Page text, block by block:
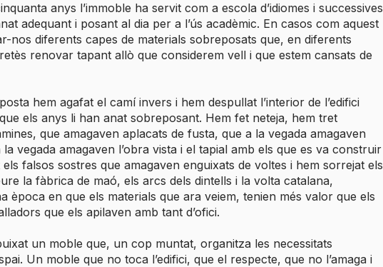
anys l’immoble ha servit com a escola d’idiomes i successives
adequant i posant al dia per a l’ús acadèmic. En casos com aquest
nos diferents capes de materials sobreposats que, en diferents
renovar tapant allò que considerem vell i que estem cansats de
hem agafat el camí invers i hem despullat l’interior de l’edifici
els anys li han anat sobreposant. Hem fet neteja, hem tret
que amagaven aplacats de fusta, que a la vegada amagaven
vegada amagaven l’obra vista i el tapial amb els que es va construir
els falsos sostres que amagaven enguixats de voltes i hem sorrejat els
la fàbrica de maó, els arcs dels dintells i la volta catalana,
època en que els materials que ara veiem, tenien més valor que els
que els apilaven amb tant d’ofici.
un moble que, un cop muntat, organitza les necessitats
Un moble que no toca l’edifici, que el respecte, que no l’amaga i